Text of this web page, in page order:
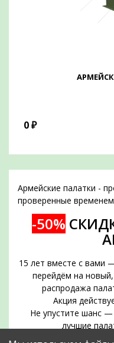
0₽
Армейские палатки -
проверенные
-50%
15 лет вместе с вами
перейдём на
распродажа
Акция
Не упустите шанс —
лучшие
Срок действия